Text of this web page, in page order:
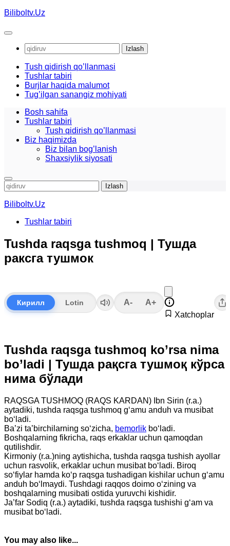
Skip
content
Biliboltv.Uz
Qidirshish:
Tush qidirish qo’llanmasi
Tushlar tabiri
Burjlar haqida malumot
Tug’ilgan sanangiz mohiyati
Bosh sahifa
Tushlar tabiri
Tush qidirish qo’llanmasi
Biz haqimizda
Biz bilan bog’lanish
Shaxsiylik siyosati
Qidirshish:
Biliboltv.Uz
Tushlar tabiri
Tushda raqsga tushmoq | Тушда
раксга тушмок
Кирилл Lotin A-
A+
Xatchoplar
Tushda raqsga tushmoq ko’rsa nima
bo’ladi | Тушда рақсга тушмоқ кўрса
нима бўлади
RAQSGA TUSHMOQ (RAQS KARDAN) Ibn Sirin (r.a.)
aytadiki, tushda raqsga tushmoq g‘amu anduh va musibat
bo‘ladi.
Ba’zi ta’birchilarning so‘zicha, bemorlik bo‘ladi.
Boshqalarning fikricha, raqs erkaklar uchun qamoqdan
qutilishdir.
Kirmoniy (r.a.)ning aytishicha, tushda raqsga tushish ayollar
uchun rasvolik, erkaklar uchun musibat bo‘ladi. Biroq
so‘fiylar hamda ko‘p raqsga tushadigan kishilar uchun g‘amu
anduh bo‘lmaydi. Tushdagi raqqos doimo o‘zining va
boshqalarning musibati ostida yuruvchi kishidir.
Ja’far Sodiq (r.a.) aytadiki, tushda raqsga tushishi g‘am va
musibat bo‘ladi.
You may also like...